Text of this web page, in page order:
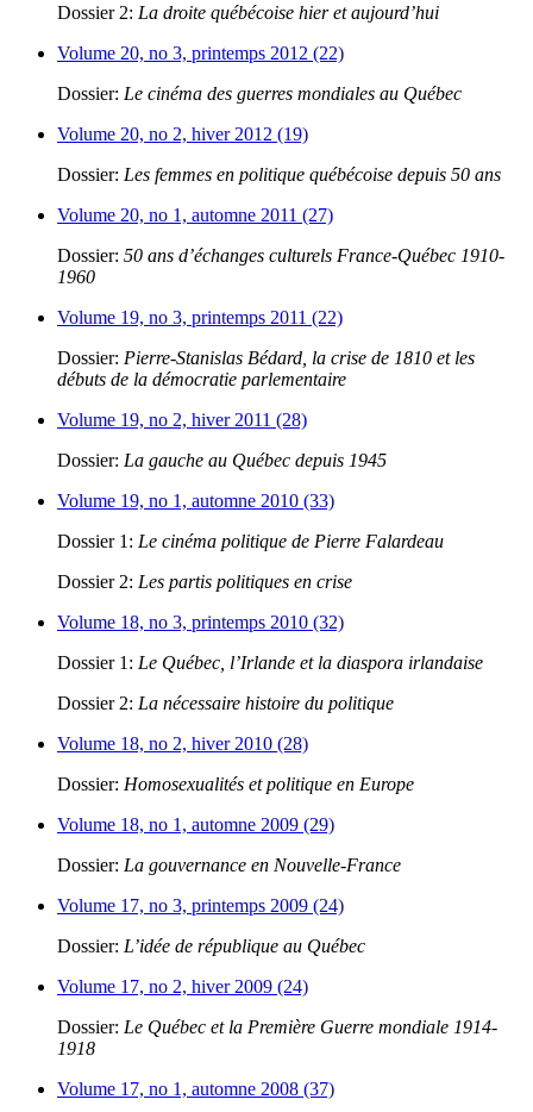
Dossier 2: La droite québécoise hier et aujourd’hui
Volume 20, no 3, printemps 2012 (22)
Dossier: Le cinéma des guerres mondiales au Québec
Volume 20, no 2, hiver 2012 (19)
Dossier: Les femmes en politique québécoise depuis 50 ans
Volume 20, no 1, automne 2011 (27)
Dossier: 50 ans d’échanges culturels France-Québec 1910-
1960
Volume 19, no 3, printemps 2011 (22)
Dossier: Pierre-Stanislas Bédard, la crise de 1810 et les
débuts de la démocratie parlementaire
Volume 19, no 2, hiver 2011 (28)
Dossier: La gauche au Québec depuis 1945
Volume 19, no 1, automne 2010 (33)
Dossier 1: Le cinéma politique de Pierre Falardeau
Dossier 2: Les partis politiques en crise
Volume 18, no 3, printemps 2010 (32)
Dossier 1: Le Québec, l’Irlande et la diaspora irlandaise
Dossier 2: La nécessaire histoire du politique
Volume 18, no 2, hiver 2010 (28)
Dossier: Homosexualités et politique en Europe
Volume 18, no 1, automne 2009 (29)
Dossier: La gouvernance en Nouvelle-France
Volume 17, no 3, printemps 2009 (24)
Dossier: L’idée de république au Québec
Volume 17, no 2, hiver 2009 (24)
Dossier: Le Québec et la Première Guerre mondiale 1914-
1918
Volume 17, no 1, automne 2008 (37)